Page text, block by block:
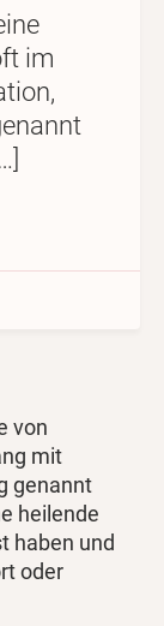
im
von
mit
genannt
heilende
haben und
oder